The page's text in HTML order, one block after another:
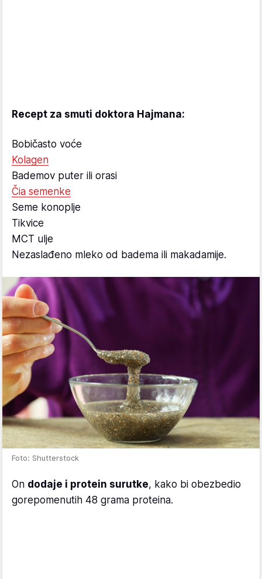
Recept za smuti doktora Hajmana:
Bobičasto voće
Kolagen
Bademov puter ili orasi
Čia semenke
Seme konoplje
Tikvice
MCT ulje
Nezaslađeno mleko od badema ili makadamije.
Foto: Shutterstock
On dodaje i protein surutke, kako bi obezbedio
gorepomenutih 48 grama proteina.